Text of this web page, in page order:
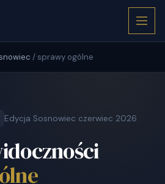
/ sprawy ogólne
Edycja Sosnowiec czerwiec 2026